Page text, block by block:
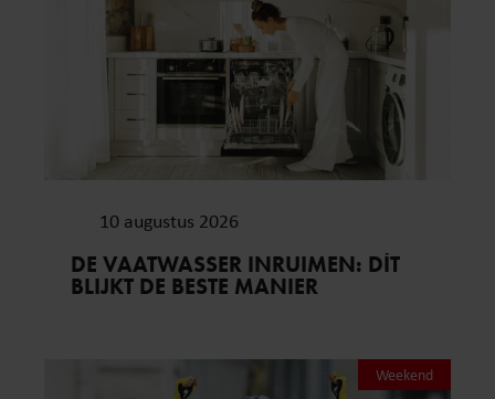
10 augustus 2026
DE VAATWASSER INRUIMEN: DÍT
BLIJKT DE BESTE MANIER
Weekend